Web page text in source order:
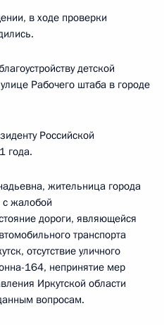
в ходе проверки
детской
Рабочего штаба в городе
Российской
года.
жительница города
с жалобой
дороги, являющейся
транспорта
отсутствие уличного
164, непринятие мер
Иркутской области
вопросам.